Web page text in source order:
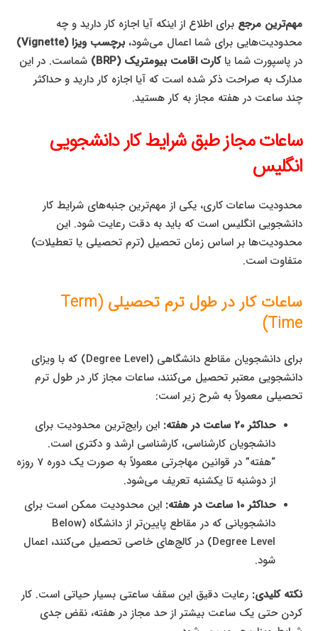
مهم‌ترین مرجع برای اطلاع از اینکه آیا اجازه کار دارید و چه
محدودیت‌هایی برای شما اعمال می‌شود،برچسب ویزا (Vignette)
در پاسپورت شما یاکارت اقامت بیومتریک (BRP)
شماست. در این
مدارک به صراحت ذکر شده است که آیا اجازه کار دارید و حداکثر
چند ساعت در هفته مجاز به کار هستید.
ساعات مجاز طبق شرایط کار دانشجویی
انگلیس
محدودیت ساعات کاری، یکی از مهم‌ترین جنبه‌های شرایط کار
دانشجویی انگلیس است که باید به دقت رعایت شود. این
محدودیت‌ها بر اساس زمان تحصیل (ترم تحصیلی یا تعطیلات)
متفاوت است.
ساعات کار در طول ترم تحصیلی (Term
Time)
برای دانشجویان مقاطع دانشگاهی (Degree Level) که با ویزای
دانشجویی معتبر تحصیل می‌کنند، ساعات مجاز کار در طول ترم
تحصیلی معمولاً به شرح زیر است:
حداکثر 20 ساعت در هفته:
این رایج‌ترین محدودیت برای
دانشجویان کارشناسی، کارشناسی ارشد و دکتری است.
“هفته” در قوانین مهاجرتی معمولاً به صورت یک دوره 7 روزه
از دوشنبه تا یکشنبه تعریف می‌شود.
حداکثر 10 ساعت در هفته:
این محدودیت ممکن است برای
دانشجویانی که در مقاطع پایین‌تر از دانشگاه (Below
Degree Level) در کالج‌های خاصی تحصیل می‌کنند، اعمال
شود.
نکته کلیدی: رعایت دقیق این سقف ساعتی بسیار حیاتی است. کار
کردن حتی یک ساعت بیشتر از حد مجاز در هفته، نقض جدی